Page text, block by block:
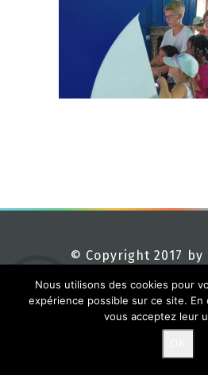
© Copyright 2017 by
Nous utilisons des cookies pour
expérience possible sur ce site. En
vous acceptez leur